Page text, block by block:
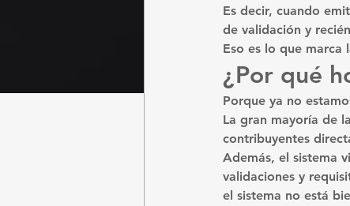
Es decir, cuando
de validación y
Eso es lo que marca
¿Por qué
Porque ya no
La gran mayoría de
contribuyentes
Además, el sistema
validaciones y
el sistema no está